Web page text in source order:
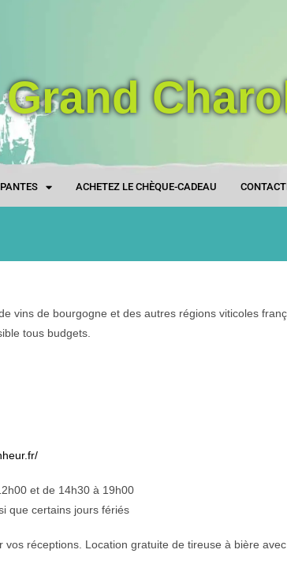
ACHETEZ LE CHÈQUE-CADEAU
vins de bourgogne et des autres régions viticoles
tous budgets.
et de 14h30 à 19h00
que certains jours fériés
vos réceptions. Location gratuite de tireuse à bière avec